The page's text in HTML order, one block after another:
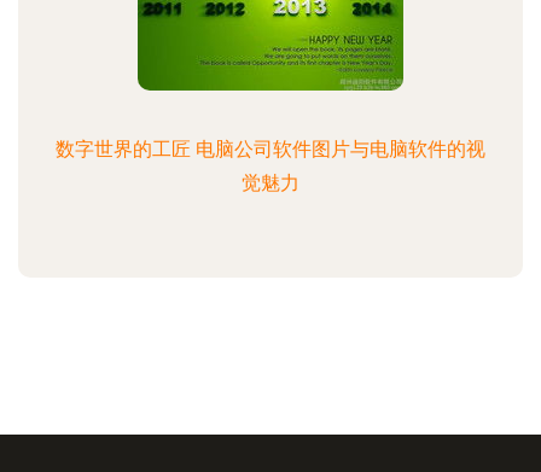
数字世界的工匠 电脑公司软件图片与电脑软件的视
觉魅力